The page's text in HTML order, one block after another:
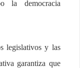
la democracia
legislativos y las
garantiza que